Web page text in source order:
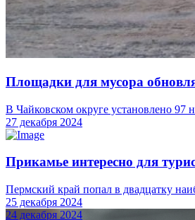
Площадки для мусора
В Чайковском округе установлено
27 декабря 2024
Прикамье интересно для
Пермский край попал в двадцатку
25 декабря 2024
24 декабря 2024